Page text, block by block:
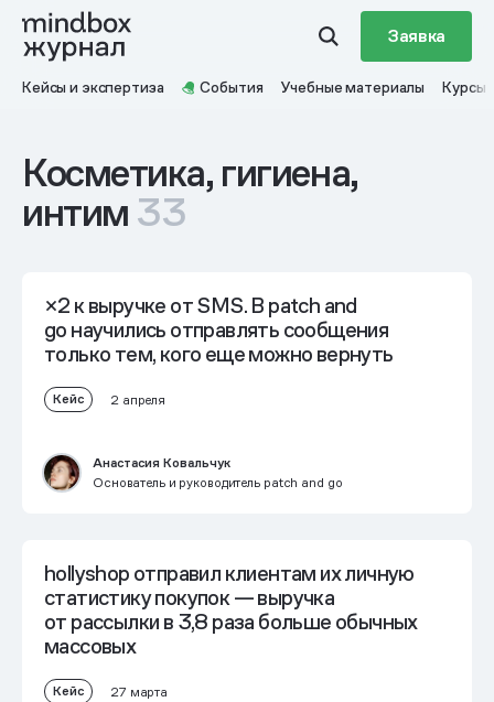
Заявка
Кейсы и экспертиза События Учебные материалы Курсы
Косметика, гигиена,
интим33
×2 к выручке от SMS. В patch and
go научились отправлять сообщения
только тем, кого еще можно вернуть
Кейс 2 апреля
Анастасия Ковальчук
Основатель и руководитель patch and go
hollyshop отправил клиентам их личную
статистику покупок —выручка
от рассылки в 3,8 раза больше обычных
массовых
Кейс 27 марта